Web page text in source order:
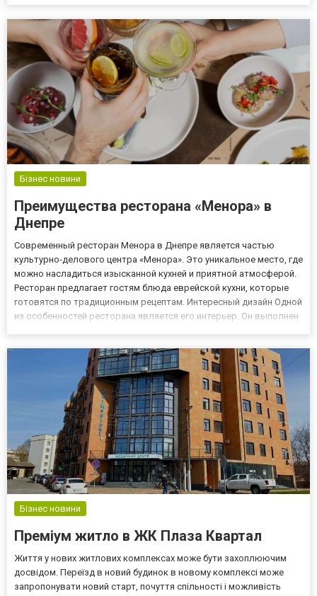
Бізнес новини
Преимущества ресторана «Менора» в
Днепре
Современный ресторан Менора в Днепре является частью
культурно-делового центра «Менора». Это уникальное место, где
можно насладиться изысканной кухней и приятной атмосферой.
Ресторан предлагает гостям блюда еврейской кухни, которые
готовятся по традиционным рецептам. Интересный дизайн Одной
из особенностей ресторана является его интерьер. Он выполнен
Бізнес новини
Преміум житло в ЖК Плаза Квартал
Життя у нових житлових комплексах може бути захоплюючим
досвідом. Переїзд в новий будинок в новому комплексі може
запропонувати новий старт, почуття спільності і можливість